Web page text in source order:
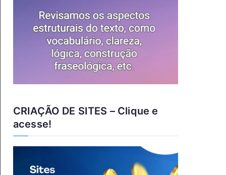
CRIAÇÃO DE SITES – Clique e
acesse!